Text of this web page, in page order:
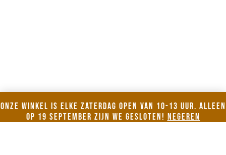
ONZE WINKEL IS ELKE ZATERDAG OPEN VAN 10-13 uur. Alleen
op 19 september zijn we gesloten! Negeren